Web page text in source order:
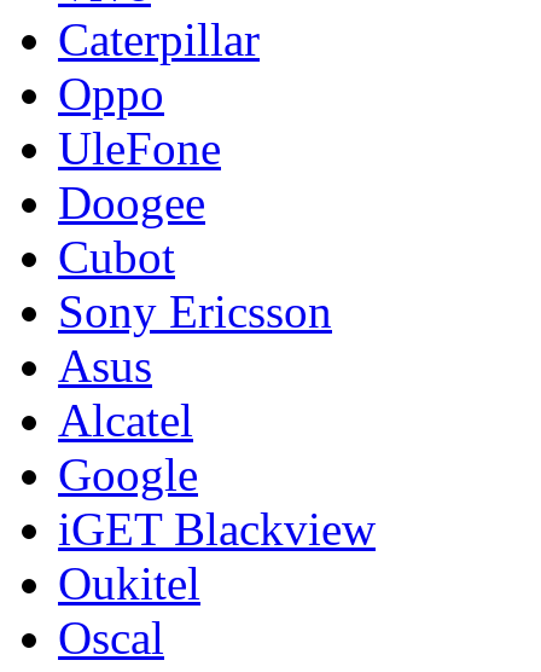
Caterpillar
Oppo
UleFone
Doogee
Cubot
Sony Ericsson
Asus
Alcatel
Google
iGET Blackview
Oukitel
Oscal